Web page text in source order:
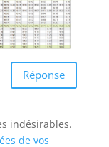
Réponse
indésirables.
de vos